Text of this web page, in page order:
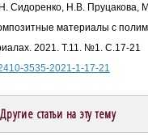
Сидоренко, Н.В. Пруцакова,
материалы с
2021. Т.11. №1. С.17-21
3535-2021-1-17-21
Другие статьи на эту тему